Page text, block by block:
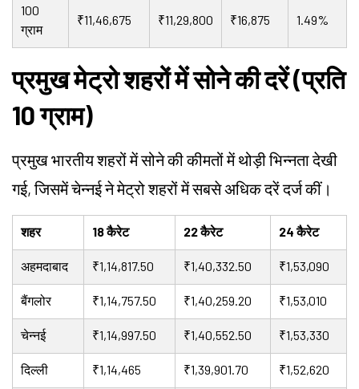
100
ग्राम
₹11,46,675 ₹11,29,800 ₹16,875 1.49%
प्रमुख मेट्रो शहरों में सोने की दरें (प्रति
10 ग्राम)
प्रमुख भारतीय शहरों में सोने की कीमतों में थोड़ी भिन्नता देखी
गई, जिसमें चेन्नई ने मेट्रो शहरों में सबसे अधिक दरें दर्ज कीं।
शहर 18 कैरेट 22 कैरेट 24 कैरेट
अहमदाबाद ₹1,14,817.50 ₹1,40,332.50 ₹1,53,090
बैंगलोर ₹1,14,757.50 ₹1,40,259.20 ₹1,53,010
चेन्नई ₹1,14,997.50 ₹1,40,552.50 ₹1,53,330
दिल्ली ₹1,14,465 ₹1,39,901.70 ₹1,52,620